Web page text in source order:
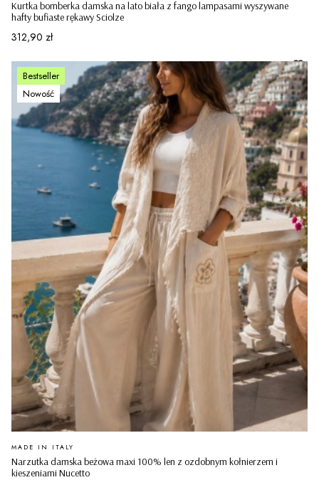
Kurtka bomberka damska na lato biała z fango lampasami wyszywane
hafty bufiaste rękawy Sciolze
Cena
312,90 zł
Bestseller
Nowość
Narzutka damska beżowa maxi 100% len z ozdobnym kołnierzem i
kieszeniami Nucetto
PRODUCENT
MADE IN ITALY